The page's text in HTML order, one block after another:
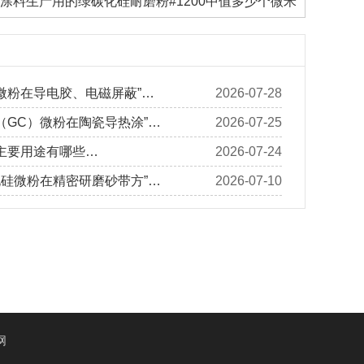
2026-07-28
粉在导电胶、电磁屏蔽”…
2026-07-25
GC）微粉在陶瓷导热涂”…
2026-07-24
要用途有哪些…
2026-07-10
微粉在精密研磨砂带方”…